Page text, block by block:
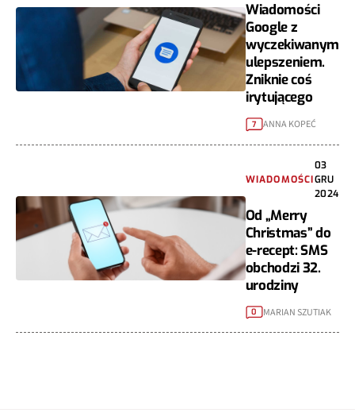
Wiadomości
Google z
wyczekiwanym
ulepszeniem.
Zniknie coś
irytującego
7 ANNA KOPEĆ
WIADOMOŚCI
03
GRU
2024
Od „Merry
Christmas” do
e-recept: SMS
obchodzi 32.
urodziny
0 MARIAN SZUTIAK